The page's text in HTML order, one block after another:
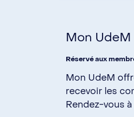
Mon UdeM
Réservé aux
Mon UdeM
recevoir les
Rendez-vous